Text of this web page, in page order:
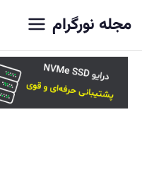
مجله نورگرام